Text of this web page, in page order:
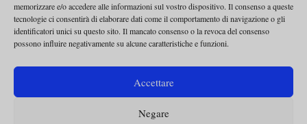
memorizzare e/o accedere alle informazioni sul vostro dispositivo. Il consenso a queste
tecnologie ci consentirà di elaborare dati come il comportamento di navigazione o gli
identificatori unici su questo sito. Il mancato consenso o la revoca del consenso
possono influire negativamente su alcune caratteristiche e funzioni.
Accettare
Negare
INFORMATIVA SULLA PRIVACY
UTILIZZO DEI COOKIE
TERMINI E CONDIZIONI DELLA COLLABORAZIONE